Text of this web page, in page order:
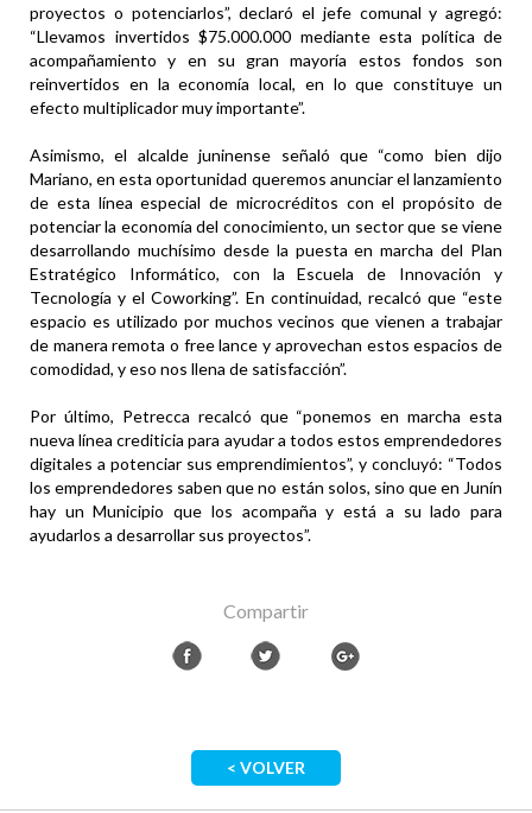
proyectos o potenciarlos”, declaró el jefe comunal y agregó:
“Llevamos invertidos $75.000.000 mediante esta política de
acompañamiento y en su gran mayoría estos fondos son
reinvertidos en la economía local, en lo que constituye un
efecto multiplicador muy importante”.
Asimismo, el alcalde juninense señaló que “como bien dijo
Mariano, en esta oportunidad queremos anunciar el lanzamiento
de esta línea especial de microcréditos con el propósito de
potenciar la economía del conocimiento, un sector que se viene
desarrollando muchísimo desde la puesta en marcha del Plan
Estratégico Informático, con la Escuela de Innovación y
Tecnología y el Coworking”. En continuidad, recalcó que “este
espacio es utilizado por muchos vecinos que vienen a trabajar
de manera remota o free lance y aprovechan estos espacios de
comodidad, y eso nos llena de satisfacción”.
Por último, Petrecca recalcó que “ponemos en marcha esta
nueva línea crediticia para ayudar a todos estos emprendedores
digitales a potenciar sus emprendimientos”, y concluyó: “Todos
los emprendedores saben que no están solos, sino que en Junín
hay un Municipio que los acompaña y está a su lado para
ayudarlos a desarrollar sus proyectos”.
Compartir
< VOLVER